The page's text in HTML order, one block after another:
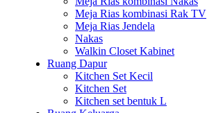
Meja Rias kombinasi Rak TV
Meja Rias Jendela
Nakas
Walkin Closet Kabinet
Ruang Dapur
Kitchen Set Kecil
Kitchen Set
Kitchen set bentuk L